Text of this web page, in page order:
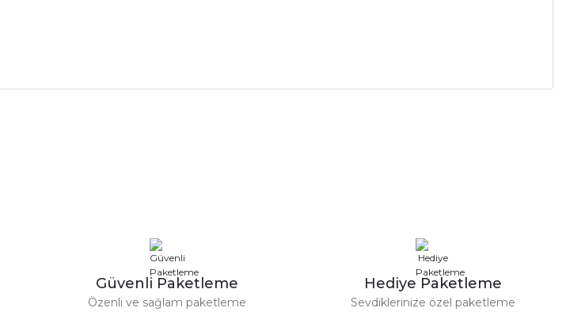
Güvenli Paketleme
Özenli ve sağlam paketleme
Hediye Paketleme
Sevdiklerinize özel paketleme